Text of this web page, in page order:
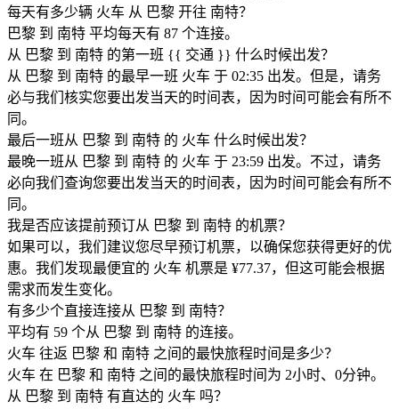
每天有多少辆 火车 从 巴黎 开往 南特？
巴黎 到 南特 平均每天有 87 个连接。
从 巴黎 到 南特 的第一班 {{ 交通 }} 什么时候出发？
从 巴黎 到 南特 的最早一班 火车 于 02:35 出发。但是，请务
必与我们核实您要出发当天的时间表，因为时间可能会有所不
同。
最后一班从 巴黎 到 南特 的 火车 什么时候出发？
最晚一班从 巴黎 到 南特 的 火车 于 23:59 出发。不过，请务
必向我们查询您要出发当天的时间表，因为时间可能会有所不
同。
我是否应该提前预订从 巴黎 到 南特 的机票？
如果可以，我们建议您尽早预订机票，以确保您获得更好的优
惠。我们发现最便宜的 火车 机票是 ¥77.37，但这可能会根据
需求而发生变化。
有多少个直接连接从 巴黎 到 南特？
平均有 59 个从 巴黎 到 南特 的连接。
火车 往返 巴黎 和 南特 之间的最快旅程时间是多少？
火车 在 巴黎 和 南特 之间的最快旅程时间为 2小时、0分钟。
从 巴黎 到 南特 有直达的 火车 吗？